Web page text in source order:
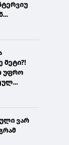
მეტი?!
უფრო
ვარ